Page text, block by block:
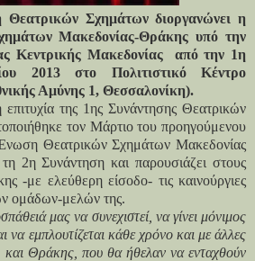
Σχημάτων διοργανώνει η
Μακεδονίας-Θράκης υπό την
Κεντρικής Μακεδονίας
από την 1η
2013 στο Πολιτιστικό Κέντρο
Αμύνης 1, Θεσσαλονίκη).
της 1ης Συνάντησης Θεατρικών
τον Μάρτιο του προηγούμενου
Θεατρικών Σχημάτων Μακεδονίας
2η Συνάντηση και παρουσιάζει στους
-με ελεύθερη είσοδο- τις καινούργιες
ομάδων-μελών της.
μας να συνεχιστεί, να γίνει μόνιμος
να εμπλουτίζεται κάθε χρόνο και με άλλες
και Θράκης, που θα ήθελαν να ενταχθούν